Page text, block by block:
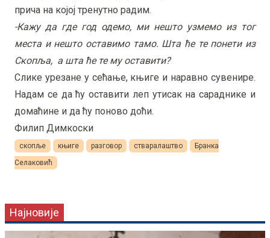
прича на којој тренутно радим.
-Кажу да где год одемо, ми нешто узмемо из тог
места и нешто оставимо тамо. Шта ће те понети из
Скопља, а шта ће те му оставити?
Слике урезане у сећање, књиге и наравно сувенире.
Надам се да ћу оставити леп утисак на сараднике и
домаћине и да ћу поново доћи.
Филип Димкоски
скопље књиге разговор стваралаштво
Бранка
Селаковић
Најновије